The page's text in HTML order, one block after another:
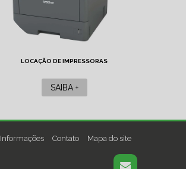
LOCAÇÃO DE IMPRESSORAS
SAIBA +
Informações Contato Mapa do site